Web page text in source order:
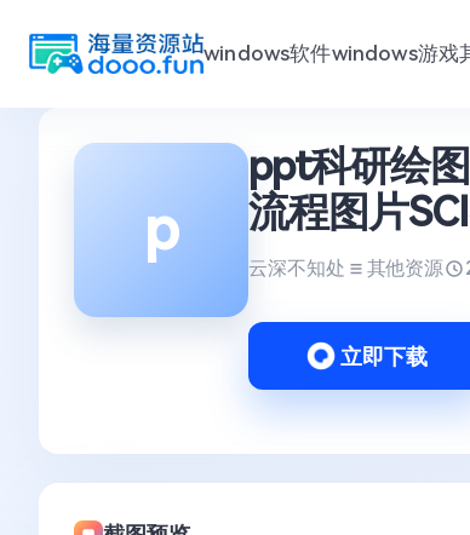
windows软件windows游戏
p
ppt科研绘
流程图片
云深不知处 其他资源
立即下载